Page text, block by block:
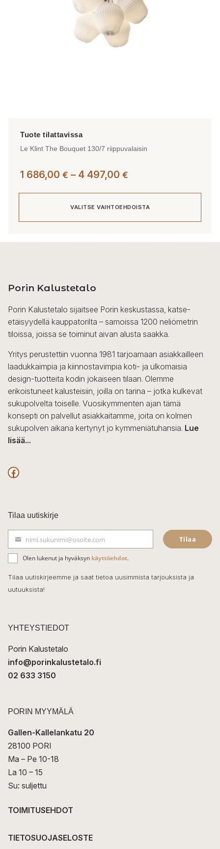
Le Klint The Bouquet 130/7 riippuvalaisin
1 686,00 € – 4 497,00 €
-
4
VALITSE VAIHTOEHDOISTA
muunnelma.
tehdä
valinnat
tuotteen
sivulla.
Porin Kalustetalo
Porin Kalustetalo sijaitsee Porin keskustassa, katse-
etäisyydellä kauppatorilta – samoissa 1200 neliömetrin
tiloissa, joissa se toiminut aivan alusta saakka.
Yritys perustettiin vuonna 1981 tarjoamaan asiakkailleen
laadukkaimpia ja kiinnostavimpia koti- ja ulkomaisia
design-tuotteita kodin jokaiseen tilaan. Olemme
erikoistuneet kalusteisiin, joilla on tarina – jotka kulkevat
sukupolvelta toiselle. Vuosikymmenten ajan tämä
konsepti on palvellut asiakkaitamme, joita on kolmen
sukupolven aikana kertynyt jo kymmeniätuhansia. Lue
lisää...
F
c
e
b
o
o
k
Tilaa uutiskirje
ä
h
k
t
nimi.sukunimi@osoite.com Tilaa
Olen lukenut ja hyväksyn käyttöehdot.
Tilaa uutiskirjeemme ja saat tietoa uusimmista tarjouksista ja
uutuuksista!
YHTEYSTIEDOT
Porin Kalustetalo
info@porinkalustetalo.fi
02 633 3150
PORIN MYYMÄLÄ
Gallen-Kallelankatu 20
28100 PORI
Ma – Pe 10-18
La 10 – 15
Su: suljettu
TOIMITUSEHDOT
TIETOSUOJASELOSTE